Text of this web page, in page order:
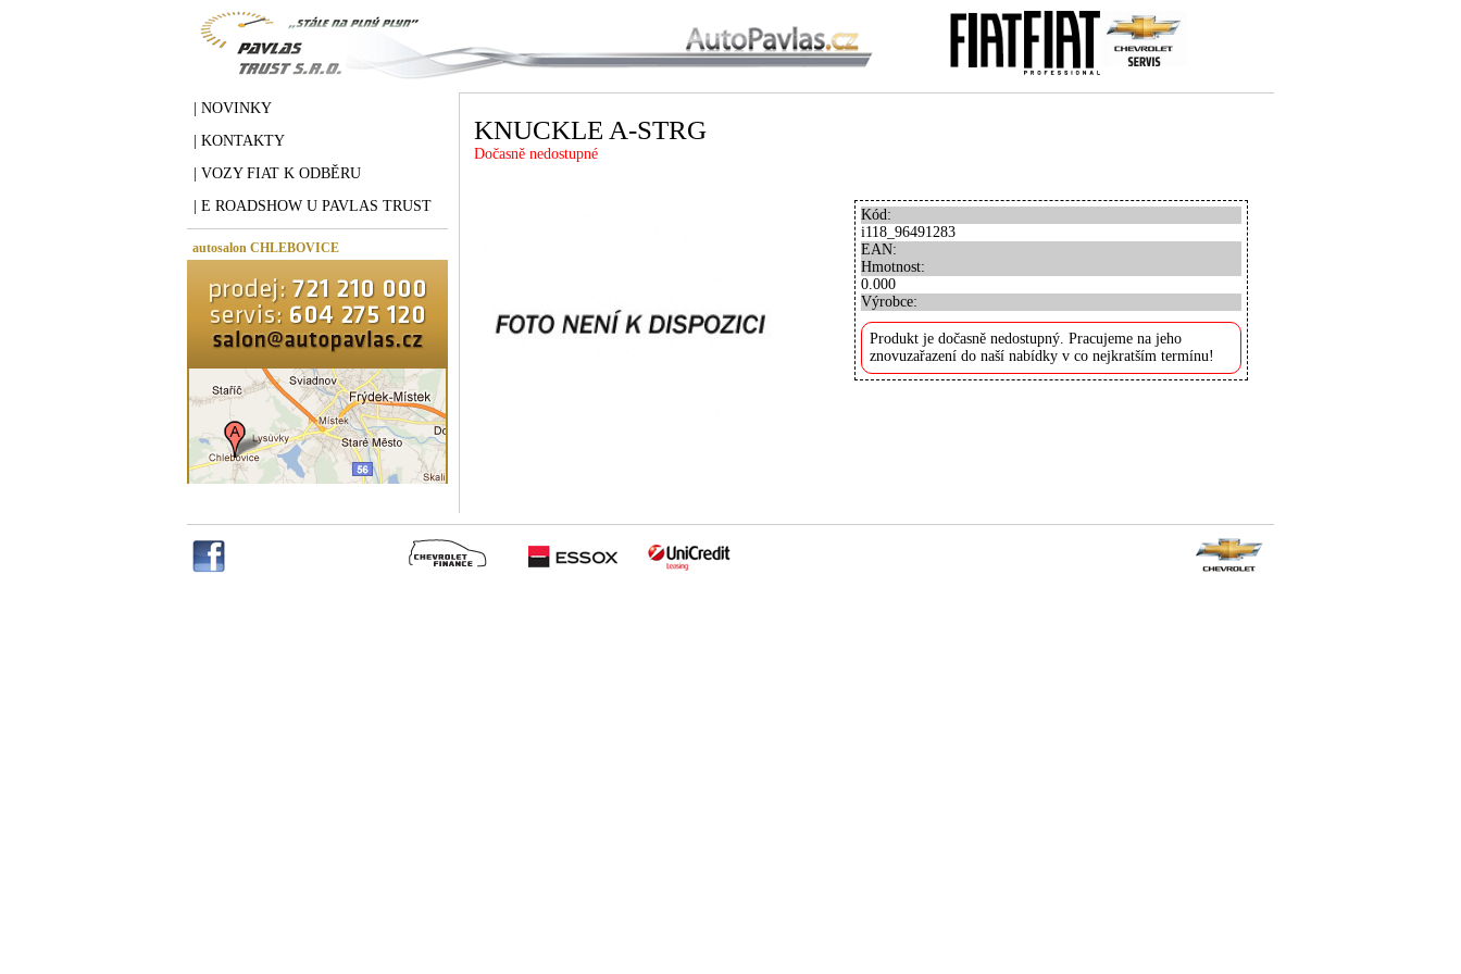
| NOVINKY
| KONTAKTY
| VOZY FIAT K ODBĚRU
| E ROADSHOW U PAVLAS TRUST
autosalon CHLEBOVICE
KNUCKLE A-STRG
Dočasně nedostupné
Kód:
i118_96491283
EAN:
Hmotnost:
0.000
Výrobce:
Produkt je dočasně nedostupný. Pracujeme na jeho
znovuzařazení do naší nabídky v co nejkratším termínu!